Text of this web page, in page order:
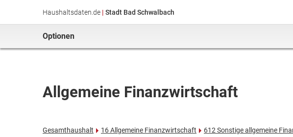
Haushaltsdaten.de | Stadt Bad Schwalbach
Optionen
Allgemeine Finanzwirtschaft
Gesamthaushalt 16 Allgemeine Finanzwirtschaft
612 Sonstige allgemeine